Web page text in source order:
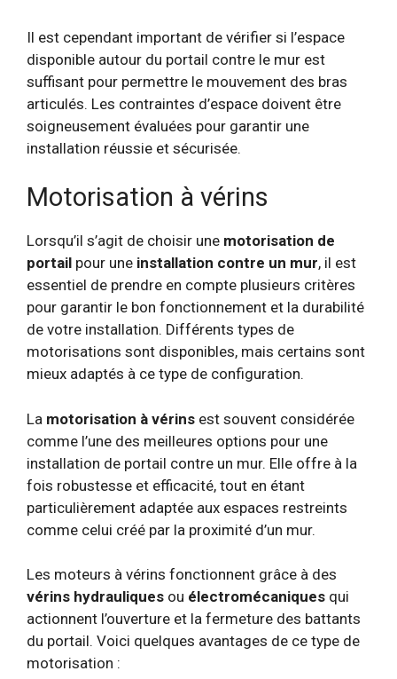
Il est cependant important de vérifier si l’espace
disponible autour du portail contre le mur est
suffisant pour permettre le mouvement des bras
articulés. Les contraintes d’espace doivent être
soigneusement évaluées pour garantir une
installation réussie et sécurisée.
Motorisation à vérins
Lorsqu’il s’agit de choisir une motorisation de
portail pour une installation contre un mur, il est
essentiel de prendre en compte plusieurs critères
pour garantir le bon fonctionnement et la durabilité
de votre installation. Différents types de
motorisations sont disponibles, mais certains sont
mieux adaptés à ce type de configuration.
La motorisation à vérins est souvent considérée
comme l’une des meilleures options pour une
installation de portail contre un mur. Elle offre à la
fois robustesse et efficacité, tout en étant
particulièrement adaptée aux espaces restreints
comme celui créé par la proximité d’un mur.
Les moteurs à vérins fonctionnent grâce à des
vérins hydrauliques ou électromécaniques qui
actionnent l’ouverture et la fermeture des battants
du portail. Voici quelques avantages de ce type de
motorisation :